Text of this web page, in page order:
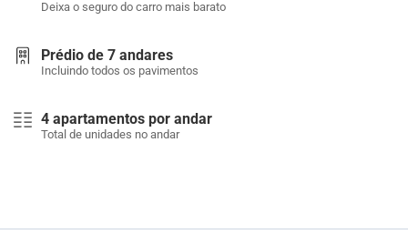
Deixa o seguro do carro mais barato
Prédio de 7 andares
Incluindo todos os pavimentos
4 apartamentos por andar
Total de unidades no andar